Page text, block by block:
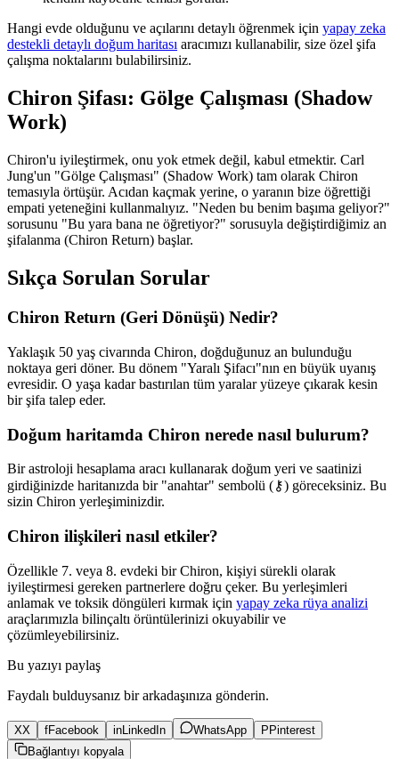
Hangi evde olduğunu ve açılarını detaylı öğrenmek için yapay zeka
destekli detaylı doğum haritası aracımızı kullanabilir, size özel şifa
çalışma noktalarını bulabilirsiniz.
Chiron Şifası: Gölge Çalışması (Shadow
Work)
Chiron'u iyileştirmek, onu yok etmek değil, kabul etmektir. Carl
Jung'un "Gölge Çalışması" (Shadow Work) tam olarak Chiron
temasıyla örtüşür. Acıdan kaçmak yerine, o yaranın bize öğrettiği
empati yeteneğini kullanmalıyız. "Neden bu benim başıma geliyor?"
sorusunu "Bu yara bana ne öğretiyor?" sorusuyla değiştirdiğimiz an
şifalanma (Chiron Return) başlar.
Sıkça Sorulan Sorular
Chiron Return (Geri Dönüşü) Nedir?
Yaklaşık 50 yaş civarında Chiron, doğduğunuz an bulunduğu
noktaya geri döner. Bu dönem "Yaralı Şifacı"nın en büyük uyanış
evresidir. O yaşa kadar bastırılan tüm yaralar yüzeye çıkarak kesin
bir şifa talep eder.
Doğum haritamda Chiron nerede nasıl bulurum?
Bir astroloji hesaplama aracı kullanarak doğum yeri ve saatinizi
girdiğinizde haritanızda bir "anahtar" sembolü (⚷) göreceksiniz. Bu
sizin Chiron yerleşiminizdir.
Chiron ilişkileri nasıl etkiler?
Özellikle 7. veya 8. evdeki bir Chiron, kişiyi sürekli olarak
iyileştirmesi gereken partnerlere doğru çeker. Bu yerleşimleri
anlamak ve toksik döngüleri kırmak için yapay zeka rüya analizi
araçlarımızla bilinçaltı örüntülerinizi okuyabilir ve
çözümleyebilirsiniz.
Bu yazıyı paylaş
Faydalı bulduysanız bir arkadaşınıza gönderin.
XX fFacebook inLinkedIn WhatsApp PPinterest
Bağlantıyı kopyala